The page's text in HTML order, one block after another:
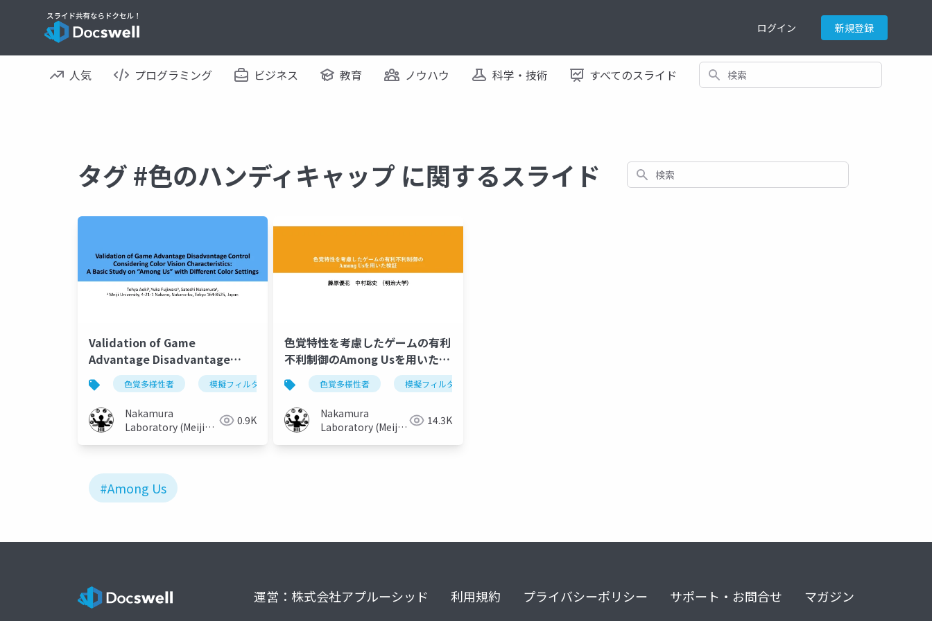
ログイン 新規登録
人気 プログラミング ビジネス 教育 ノウハウ 科学・技術 すべてのスライド 検索
タグ #色のハンディキャップ に関するスライド 検索
Validation of Game
Advantage Disadvantage
Control Considering Color
Vision Characteristics: A Basic
Study on Among Us with
Different Color Settings
色覚多様性者 模擬フィルタ 色のハンディキャップ オンラインゲーム
Nakamura
Laboratory (Meiji
0.9K
色覚特性を考慮したゲームの有利
不利制御のAmong Usを用いた検
証
色覚多様性者 模擬フィルタ
Nakamura
Laboratory (Meiji
14.3K
#Among Us
運営：株式会社アプルーシッド 利用規約 プライバシーポリシー サポート・お問合せ マガジン